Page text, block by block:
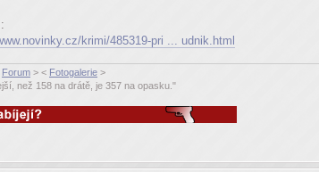
krimi/485319-pri ... udnik.html
Forum > < Fotogalerie >
než 158 na drátě, je 357 na opasku."